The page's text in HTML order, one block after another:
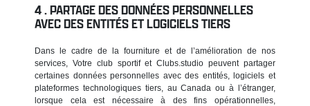
PARTAGE DES DONNÉES PERSONNELLES
AVEC DES ENTITÉS ET LOGICIELS TIERS
Dans le cadre de la fourniture et de l’amélioration de nos
services, Votre club sportif et Clubs.studio peuvent partager
certaines données personnelles avec des entités, logiciels et
plateformes technologiques tiers, au Canada ou à l’étranger,
lorsque cela est nécessaire à des fins opérationnelles,